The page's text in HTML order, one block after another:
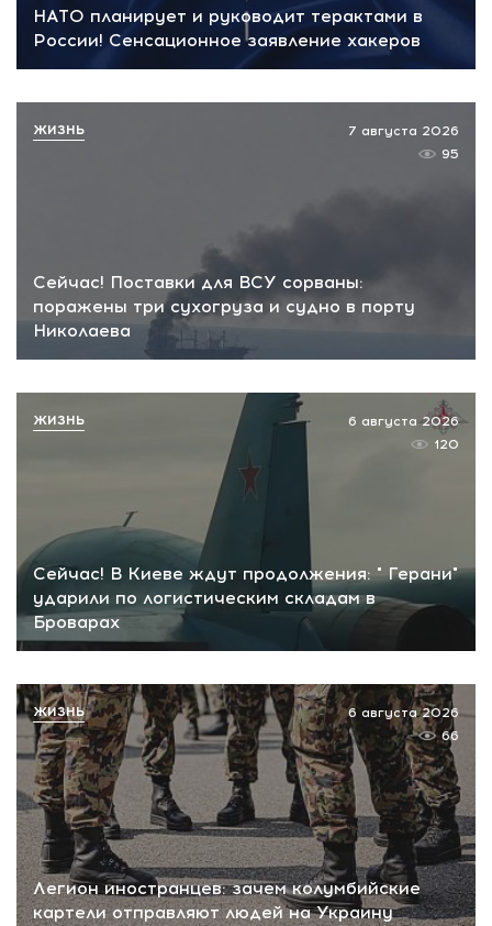
НАТО планирует и руководит терактами в
России! Сенсационное заявление хакеров
Сейчас! Поставки для ВСУ сорваны:
поражены три сухогруза и судно в порту
Николаева
7 августа 2026
95
ЖИЗНЬ
Сейчас! В Киеве ждут продолжения: " Герани"
ударили по логистическим складам в
Броварах
6 августа 2026
120
ЖИЗНЬ
Легион иностранцев: зачем колумбийские
картели отправляют людей на Украину
6 августа 2026
66
ЖИЗНЬ